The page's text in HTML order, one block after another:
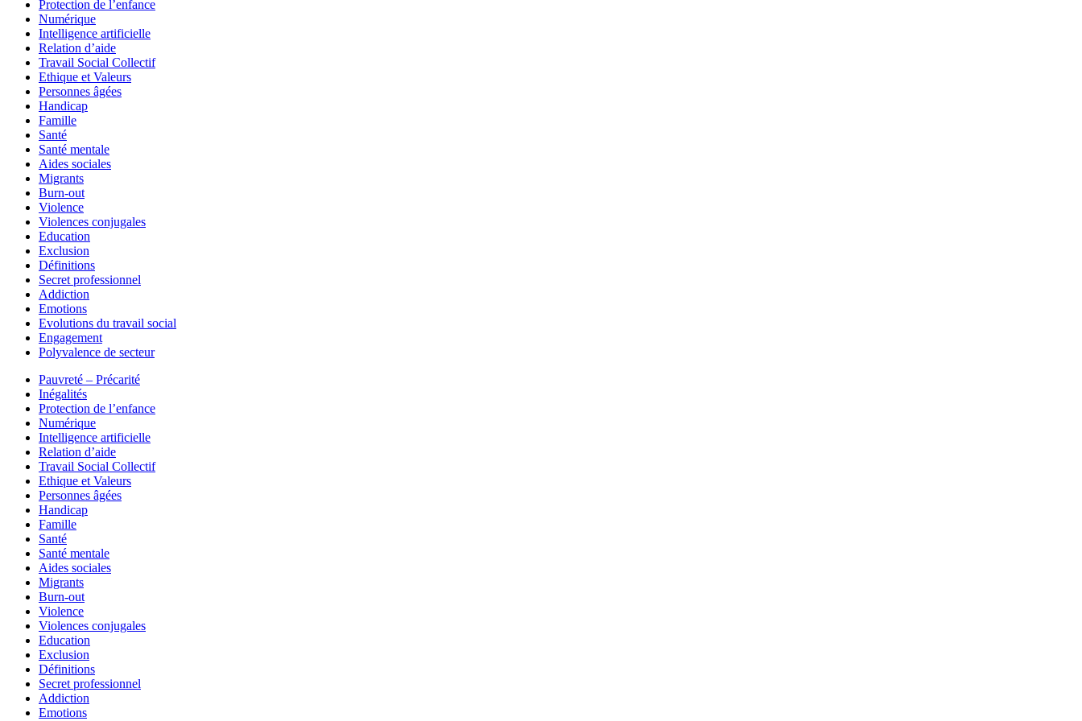
Protection de l’enfance
Numérique
Intelligence artificielle
Relation d’aide
Travail Social Collectif
Ethique et Valeurs
Personnes âgées
Handicap
Famille
Santé
Santé mentale
Aides sociales
Migrants
Burn-out
Violence
Violences conjugales
Education
Exclusion
Définitions
Secret professionnel
Addiction
Emotions
Evolutions du travail social
Engagement
Polyvalence de secteur
Pauvreté – Précarité
Inégalités
Protection de l’enfance
Numérique
Intelligence artificielle
Relation d’aide
Travail Social Collectif
Ethique et Valeurs
Personnes âgées
Handicap
Famille
Santé
Santé mentale
Aides sociales
Migrants
Burn-out
Violence
Violences conjugales
Education
Exclusion
Définitions
Secret professionnel
Addiction
Emotions